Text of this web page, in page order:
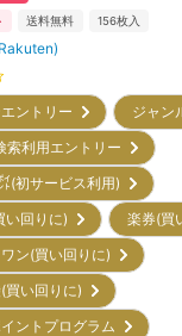
送料無料 156枚入
エントリー
ジャン
索利用エントリー
(初サービス利用)
い回りに)
楽券(
ワン(買い回りに)
(買い回りに)
イントプログラム